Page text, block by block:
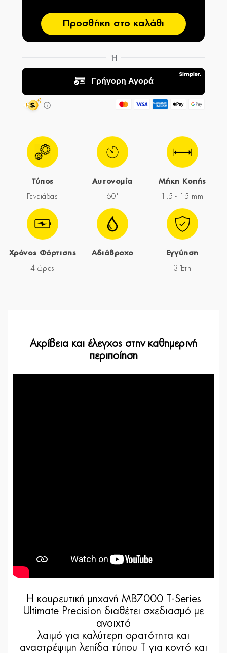
Προσθήκη στο καλάθι
Τύπος
Γενειάδας
Αυτονομία
60'
Μήκη Κοπής
1,5 - 15 mm
Χρόνος Φόρτισης
4 ώρες
Αδιάβροχο Εγγύηση
3 Έτη
Ακρίβεια και έλεγχος στην καθημερινή
περιποίηση
Η κουρευτική μηχανή MB7000 T-Series
Ultimate Precision διαθέτει σχεδιασμό με
ανοιχτό
λαιμό για καλύτερη ορατότητα και
αναστρέψιμη λεπίδα τύπου T για κοντό και